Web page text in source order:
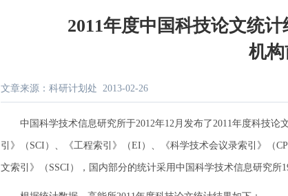
2011年度中国科技论文统
机构
文章来源：科研计划处 2013-02-26
中国科学技术信息研究所于2012年12月发布了2011年度科技论
引》（SCI）、《工程索引》（EI）、《科学技术会议录索引》（
文索引》（SSCI），国内部分的统计采用中国科学技术信息研究所